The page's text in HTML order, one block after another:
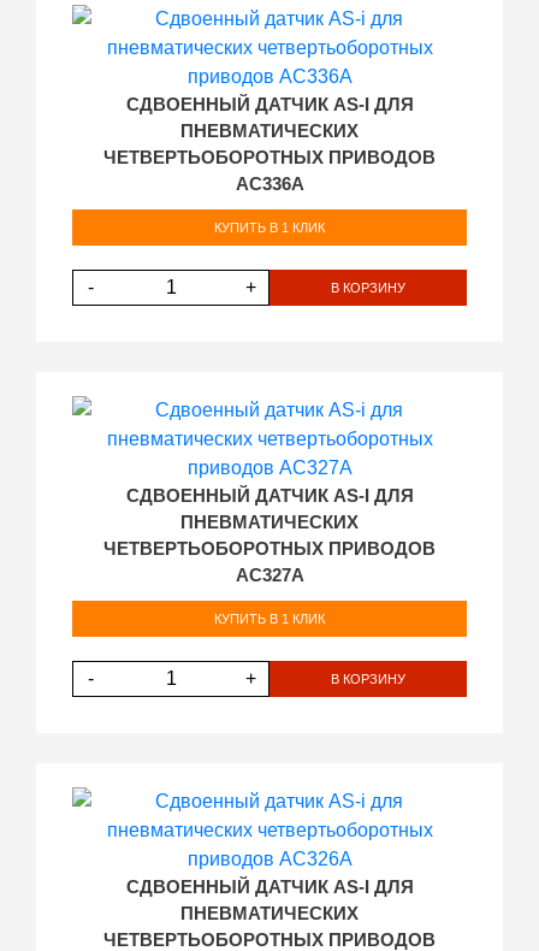
СДВОЕННЫЙ ДАТЧИК AS-I ДЛЯ
ПНЕВМАТИЧЕСКИХ
ЧЕТВЕРТЬОБОРОТНЫХ ПРИВОДОВ
AC336A
КУПИТЬ В 1 КЛИК
- + В КОРЗИНУ
СДВОЕННЫЙ ДАТЧИК AS-I ДЛЯ
ПНЕВМАТИЧЕСКИХ
ЧЕТВЕРТЬОБОРОТНЫХ ПРИВОДОВ
AC327A
КУПИТЬ В 1 КЛИК
- + В КОРЗИНУ
СДВОЕННЫЙ ДАТЧИК AS-I ДЛЯ
ПНЕВМАТИЧЕСКИХ
ЧЕТВЕРТЬОБОРОТНЫХ ПРИВОДОВ